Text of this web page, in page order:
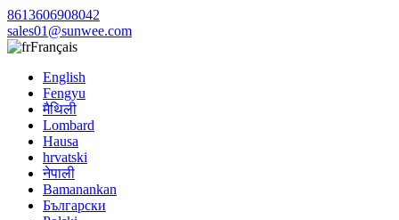
8613606908042
sales01@sunwee.com
Français
English
Fengyu
मैथिली
Lombard
Hausa
hrvatski
नेपाली
Bamanankan
Български